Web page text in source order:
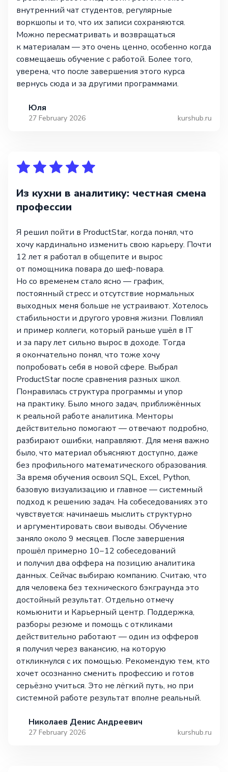
внутренний чат студентов, регулярные
воркшопы и то, что их записи сохраняются.
Можно пересматривать и возвращаться
к материалам — это очень ценно, особенно когда
совмещаешь обучение с работой. Более того,
уверена, что после завершения этого курса
вернусь сюда и за другими программами.
Юля
27 February 2026 kurshub.ru
Из кухни в аналитику: честная смена
профессии
Я решил пойти в ProductStar, когда понял, что
хочу кардинально изменить свою карьеру. Почти
12 лет я работал в общепите и вырос
от помощника повара до шеф-повара.
Но со временем стало ясно — график,
постоянный стресс и отсутствие нормальных
выходных меня больше не устраивают. Хотелось
стабильности и другого уровня жизни. Повлиял
и пример коллеги, который раньше ушёл в IT
и за пару лет сильно вырос в доходе. Тогда
я окончательно понял, что тоже хочу
попробовать себя в новой сфере. Выбрал
ProductStar после сравнения разных школ.
Понравилась структура программы и упор
на практику. Было много задач, приближённых
к реальной работе аналитика. Менторы
действительно помогают — отвечают подробно,
разбирают ошибки, направляют. Для меня важно
было, что материал объясняют доступно, даже
без профильного математического образования.
За время обучения освоил SQL, Excel, Python,
базовую визуализацию и главное — системный
подход к решению задач. На собеседованиях это
чувствуется: начинаешь мыслить структурно
и аргументировать свои выводы. Обучение
заняло около 9 месяцев. После завершения
прошёл примерно 10−12 собеседований
и получил два оффера на позицию аналитика
данных. Сейчас выбираю компанию. Считаю, что
для человека без технического бэкграунда это
достойный результат. Отдельно отмечу
комьюнити и Карьерный центр. Поддержка,
разборы резюме и помощь с откликами
действительно работают — один из офферов
я получил через вакансию, на которую
откликнулся с их помощью. Рекомендую тем, кто
хочет осознанно сменить профессию и готов
серьёзно учиться. Это не лёгкий путь, но при
системной работе результат вполне реальный.
Николаев Денис Андреевич
27 February 2026 kurshub.ru